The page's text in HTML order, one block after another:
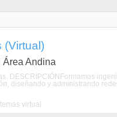
(Virtual)
Andina
DESCRIPCIÓNFormamos
diseñando y administrando
virtual